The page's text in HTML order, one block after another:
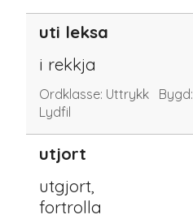
uti leksa
i rekkja
Ordklasse: Uttrykk Bygd:
Lydfil
utjort
utgjort,
fortrolla